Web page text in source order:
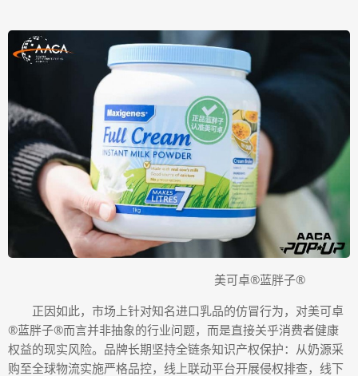
美可卓®蓝胖子®
正因如此，市场上针对知名进口乳品的仿冒行为，对美可卓
®蓝胖子®而言并非抽象的行业问题，而是直接关乎消费者健康
权益的现实风险。品牌长期坚持全链条知识产权保护：从奶源采
购至全球物流实施严格品控，线上联动平台开展侵权排查，线下